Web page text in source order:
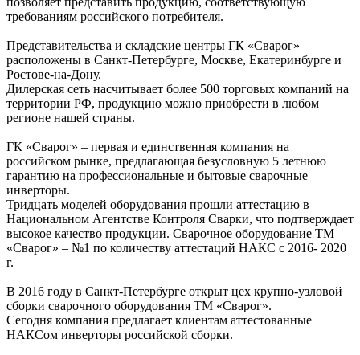
требованиям российского потребителя.
Представительства и складские центры ГК «Сварог»
расположены в Санкт-Петербурге, Москве, Екатеринбурге и
Ростове-на-Дону.
Дилерская сеть насчитывает более 500 торговых компаний на
территории РФ, продукцию можно приобрести в любом
регионе нашей страны.
ГК «Сварог» – первая и единственная компания на
российском рынке, предлагающая безусловную 5 летнюю
гарантию на профессиональные и бытовые сварочные
инверторы.
Тридцать моделей оборудования прошли аттестацию в
Национальном Агентстве Контроля Сварки, что подтверждает
высокое качество продукции. Сварочное оборудование ТМ
«Сварог» – №1 по количеству аттестаций НАКС с 2016- 2020
г.
В 2016 году в Санкт-Петербурге открыт цех крупно-узловой
сборки сварочного оборудования ТМ «Сварог».
Сегодня компания предлагает клиентам аттестованные
НАКСом инверторы российской сборки.